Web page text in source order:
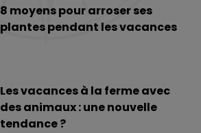
8 moyens pour arroser ses
plantes pendant les vacances
Les vacances à la ferme avec
des animaux : une nouvelle
tendance ?